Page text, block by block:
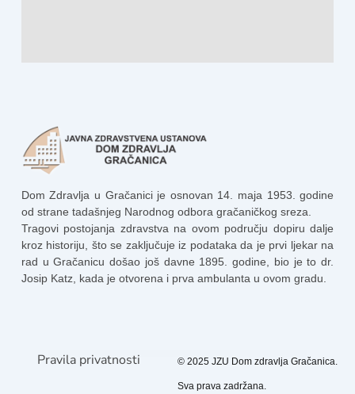
Dom Zdravlja u Gračanici je osnovan 14. maja 1953. godine
od strane tadašnjeg Narodnog odbora gračaničkog sreza.
Tragovi postojanja zdravstva na ovom području dopiru dalje
kroz historiju, što se zaključuje iz podataka da je prvi ljekar na
rad u Gračanicu došao još davne 1895. godine, bio je to dr.
Josip Katz, kada je otvorena i prva ambulanta u ovom gradu.
Pravila privatnosti © 2025 JZU Dom zdravlja Gračanica.
Sva prava zadržana.